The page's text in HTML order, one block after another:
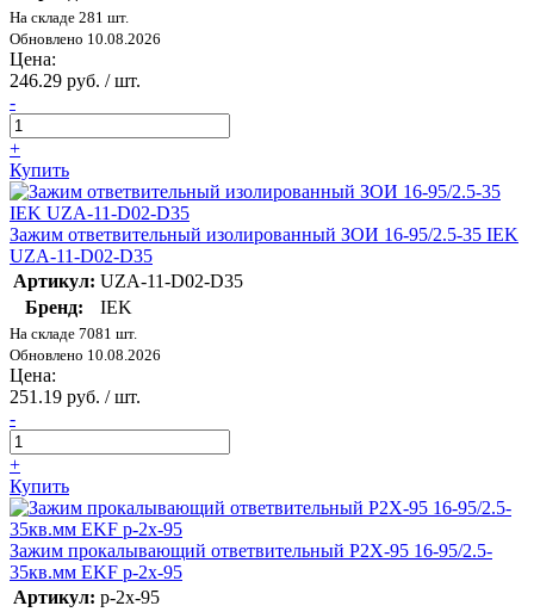
На складе 281 шт.
Обновлено 10.08.2026
Цена:
246.29 руб. / шт.
-
+
Купить
Зажим ответвительный изолированный ЗОИ 16-95/2.5-35 IEK
UZA-11-D02-D35
Артикул: UZA-11-D02-D35
Бренд:
IEK
На складе 7081 шт.
Обновлено 10.08.2026
Цена:
251.19 руб. / шт.
-
+
Купить
Зажим прокалывающий ответвительный P2X-95 16-95/2.5-
35кв.мм EKF p-2x-95
Артикул: p-2x-95